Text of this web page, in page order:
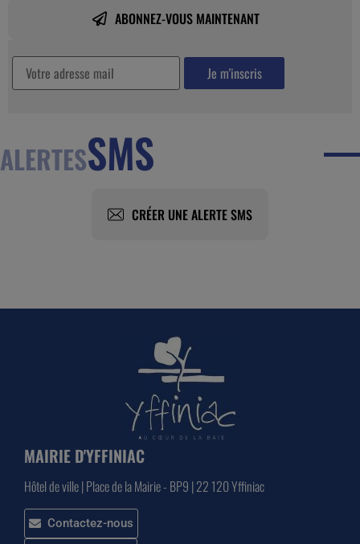
ABONNEZ-VOUS MAINTENANT
ALERTESSMS
CRÉER UNE ALERTE SMS
MAIRIE D'YFFINIAC
Hôtel de ville | Place de la Mairie - BP9 | 22 120 Yffiniac
Contactez-nous